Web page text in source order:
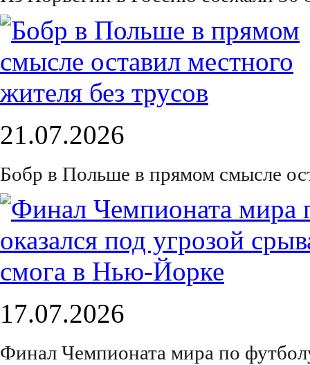
21.07.2026
Бобр в Польше в прямом смысле
17.07.2026
Финал Чемпионата мира по